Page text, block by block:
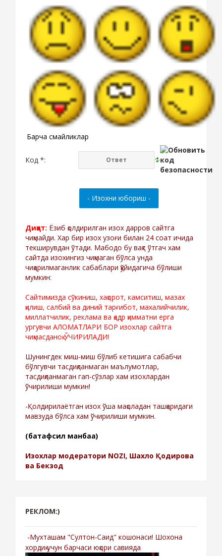
Барча смайликлар
Код *:
Диққат: Ёзиб қолдирилган изох дарров сайтга
чиқмайди. Хар бир изох узоғи билан 24 соат ичида
текширувдан ўтади. Мабодо бу вақт ўтгач хам
сайтда изохингиз чиқмаган бўлса унда
чиқарилмаганлик сабаблари қўйидагича бўлиши
мумкин:
Сайтимизда сўкиниш, хақорот, камситиш, мазах
қилиш, салбий ва диний тарғибот, махалийчилик,
миллатчилик, реклама ва қадр қимматни ерга
ургувчи АЛОМАТЛАРИ БОР изохлар сайтга
чиқмасданоқ ЎЧИРИЛАДИ!
Шунингдек миш-миш бўлиб кетишига сабабчи
бўлгувчи тасдиқланмаган маълумотлар,
тасдиқланмаган гап-сўзлар хам изохлардан
ўчирилиши мумкин!
-Қолдирилаётган изох ўша мақоладан ташқаридаги
мавзуда бўлса хам ўчирилиши мумкин.
(батафсил манбаа)
Изохлар модератори NOZI, Шахло Қодирова
ва Бекзод
РЕКЛОМ:)
-Мухташам "Султон-Саид" кошонаси! Шохона
хордиқ учун барчаси юқори савияда